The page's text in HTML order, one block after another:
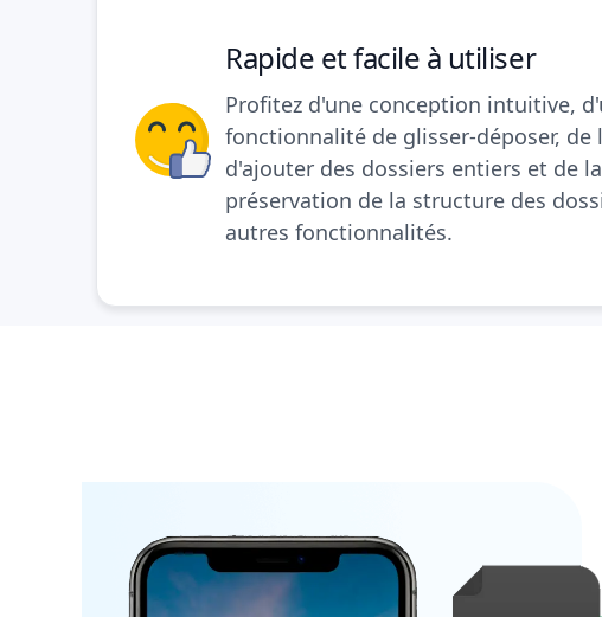
Rapide et facile à utiliser
Profitez d'une conception intuitive,
fonctionnalité de glisser-déposer, de
d'ajouter des dossiers entiers et de la
préservation de la structure des
autres fonctionnalités.